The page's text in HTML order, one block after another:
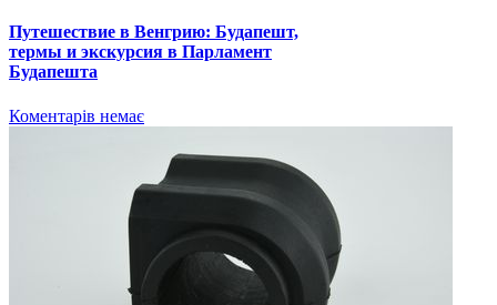
Путешествие в Венгрию: Будапешт,
термы и экскурсия в Парламент
Будапешта
Коментарів немає